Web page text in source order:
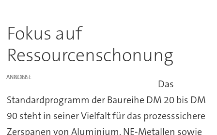
Fokus auf
Ressourcenschonung
ANZEIGE
Das
Standardprogramm der Baureihe DM 20 bis DM
90 steht in seiner Vielfalt für das prozesssichere
Zerspanen von Aluminium, NE-Metallen sowie